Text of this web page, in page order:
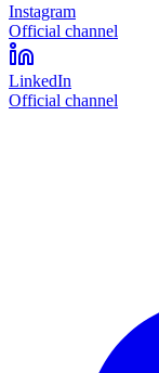
Instagram
Official channel
LinkedIn
Official channel